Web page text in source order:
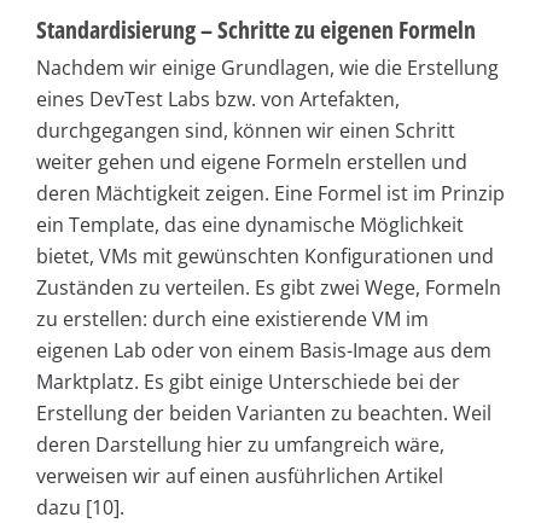
Standardisierung – Schritte zu eigenen Formeln
Nachdem wir einige Grundlagen, wie die Erstellung
eines DevTest Labs bzw. von Artefakten,
durchgegangen sind, können wir einen Schritt
weiter gehen und eigene Formeln erstellen und
deren Mächtigkeit zeigen. Eine Formel ist im Prinzip
ein Template, das eine dynamische Möglichkeit
bietet, VMs mit gewünschten Konfigurationen und
Zuständen zu verteilen. Es gibt zwei Wege, Formeln
zu erstellen: durch eine existierende VM im
eigenen Lab oder von einem Basis-Image aus dem
Marktplatz. Es gibt einige Unterschiede bei der
Erstellung der beiden Varianten zu beachten. Weil
deren Darstellung hier zu umfangreich wäre,
verweisen wir auf einen ausführlichen Artikel
dazu [10].